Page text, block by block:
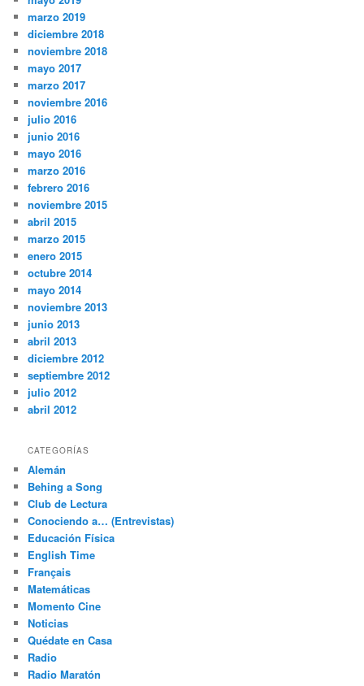
marzo 2019
diciembre 2018
noviembre 2018
mayo 2017
marzo 2017
noviembre 2016
julio 2016
junio 2016
mayo 2016
marzo 2016
febrero 2016
noviembre 2015
abril 2015
marzo 2015
enero 2015
octubre 2014
mayo 2014
noviembre 2013
junio 2013
abril 2013
diciembre 2012
septiembre 2012
julio 2012
abril 2012
CATEGORÍAS
Alemán
Behing a Song
Club de Lectura
Conociendo a… (Entrevistas)
Educación Física
English Time
Français
Matemáticas
Momento Cine
Noticias
Quédate en Casa
Radio
Radio Maratón